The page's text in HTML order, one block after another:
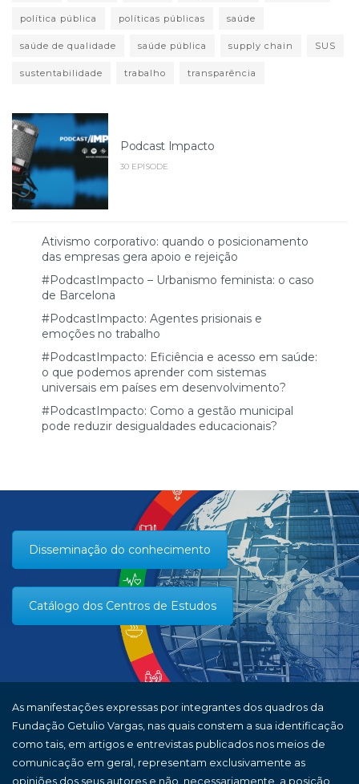
política pública políticas públicas saúde
saúde de qualidade saúde pública supply chain SUS
sustentabilidade trabalho transparência
Podcast Impacto
30 EPISODE
Ativismo corporativo: quando o posicionamento
das empresas gera apoio e rejeição
#PodcastImpacto – Urbanismo feminista: o caso
de Barcelona
#PodcastImpacto: Agentes prisionais e
emoções no trabalho
#PodcastImpacto: Eficiência e acesso em saúde:
o que podemos aprender com sistemas
universais em países em desenvolvimento?
#PodcastImpacto: Como a gestão municipal
pode reduzir desigualdades educacionais?
Disseminação do conhecimento
Catálogo dos Centros de Estudos
As manifestações expressas por integrantes dos quadros da
Fundação Getulio Vargas, nas quais constem a sua identificação
como tais, em artigos e entrevistas publicados nos meios de
comunicação em geral, representam exclusivamente as
opiniões dos seus autores e não, necessariamente, a posição